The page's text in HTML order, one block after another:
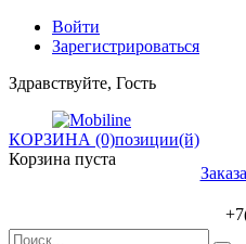
Войти
Зарегистрироваться
Здравствуйте, Гость
КОРЗИНА (0)позиции(й)
Корзина пуста